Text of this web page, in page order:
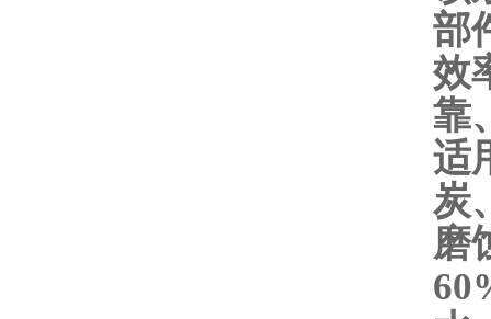
部
效
靠
适
炭
磨